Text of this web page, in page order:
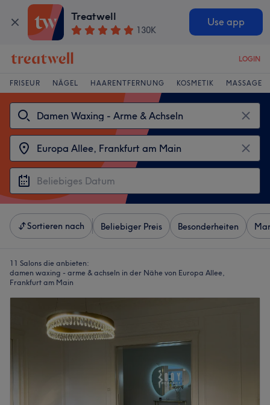
Treatwell
130K
Use app
LOGIN
FRISEUR NÄGEL HAARENTFERNUNG KOSMETIK MASSAGE
Sortieren nach Beliebiger Preis Besonderheiten
11 Salons die anbieten:
damen waxing - arme & achseln in der Nähe von Europa Allee,
Frankfurt am Main